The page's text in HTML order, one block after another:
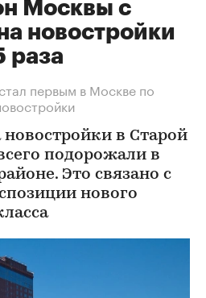
Москвы с
новостройки
раза
первым в Москве по
в Старой
подорожали в
Это связано с
нового